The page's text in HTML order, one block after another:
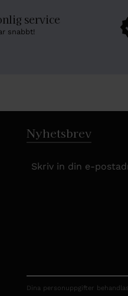
service
snabbt!
Nyhetsbrev
Dina personuppgifter